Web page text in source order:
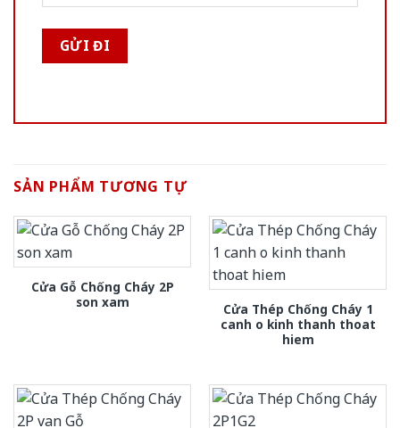
SẢN PHẨM TƯƠNG TỰ
Cửa Gỗ Chống Cháy 2P
son xam
Cửa Thép Chống Cháy 1
canh o kinh thanh thoat
hiem